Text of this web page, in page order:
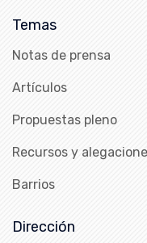
Temas
Notas de prensa
Artículos
Propuestas pleno
Recursos y
Barrios
Dirección